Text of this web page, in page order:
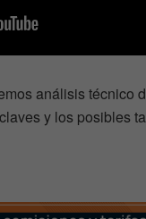
análisis técnico
y los posibles